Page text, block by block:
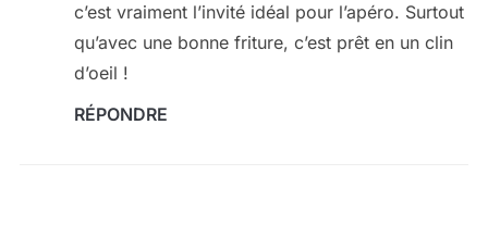
c’est vraiment l’invité idéal pour l’apéro. Surtout
qu’avec une bonne friture, c’est prêt en un clin
d’oeil !
RÉPONDRE